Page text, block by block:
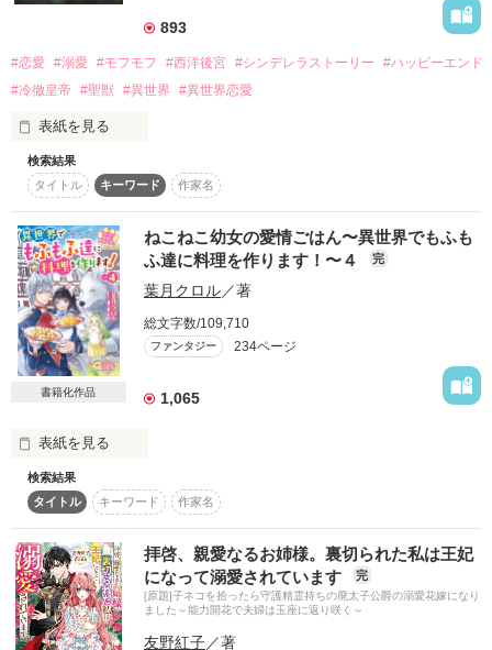
三毛猫みーやんさま
すらいむりむるさま
素敵なレビューをくださいまして、ありがとうございます！
【書籍化のお知らせ】
皆さまの応援のおかげで
2021年4月5日（月曜日）に、書籍の２巻が発売されました！
いつもありがとうございます(*´∇｀*)♡
しそうなんですよ^ ^
可愛い子猫が働く様子はもちろん、
まさかの◯◯への変身シーンなど、イラストの見どころもいっ
ぱいです。
そして、書き下ろしのお話もついています。
どうぞよろしくお願いいたします！
される。中でも特に甘いのが保護者になった狼のルディである
が、実は彼も妖精獣のフェンリルであった。
ルディは、夜の散歩中に出会ったが、彼は『白猫の少女フェ
ア』がエリナだということをまだ知らない……。
というわけで！
エリナと楽しい仲間たちが、また戻ってまいりました！
今回は新しいキャラも登場して、エリナの楽しい活躍は国境
を越えて広がっていきます。
がんばる子猫を応援してくださると嬉しいです〜^ - ^
よろしくお願いいたします。
☆☆☆
setsuraさま、ダイヤどんさま、サナララさま、
素敵なレビューをありがとうございます！
893
#恋愛 #溺愛 #モフモフ #西洋後宮 #シンデレラストーリー
#ハッピーエンド
#冷徹皇帝
#聖獣 #異世界 #異世界恋愛
表紙を見る
魔法や獣人が過去に存在していたが、力の源となるマナが減少
し、希少となった世界。
獣人の祖を持つ島国シャムールの王女フランは、王家の中で厄
介者として扱われていた。今や獣人としての血は薄れ、誰もが
普通の人間と変わりない存在となる中、フランだけが先祖返り
で獣に変身する力を持っていたからだ。
先祖返りは国に災いをもたらす存在として疎まれている。その
上、両親によく似た妹王女と比べ、個性的なピンクゴールドの
髪と金色の瞳を持つフランは、明らかな差別をされて育った。
それでも慎ましやかな幸せを夢見て、身の回りで唯一優しくし
ムールを支配下に置いたヴォルカノ帝国は、従属の証として王
女のひとりを差し出すよう命じた。
離宮」。そんなところに送られれば、末は慰み者にされるか、
孤独に心を壊されるかわからない。
騎士団長への思いが国に残りたいという気持ちを強くしたが、
妹王女が彼と恋仲だと知ったフランは絶望する。心を押し殺
検索結果
タイトル
キーワード 作家名
書籍化作品
ねこねこ幼女の愛情ごはん〜異世界でもふも
ふ達に料理を作ります！〜４
完
葉月クロル／著
総文字数/109,710
ファンタジー 234ページ
1,065
表紙を見る
モフモフ大好きトリマーの江理奈は、トラックにはねられそ
うになった子犬の妖精、クー・シーを助けた縁で、異世界にあ
るスカイヴェン国に妖精獣として転移させてもらった。
子猫の獣人に変身したエリナは、幼いながらも青弓亭の名料
理人として一生懸命に働き、周りの人々に溺愛されている。
中でも特に甘いのが保護者になった狼のルディであるが、実は
彼も妖精獣のフェンリルであった。
エリナはフェアと名乗り、夜の妖精獣としての訓練中にルデ
検索結果
タイトル
キーワード 作家名
拝啓、親愛なるお姉様。裏切られた私は王妃
になって溺愛されています
完
[原題]子ネコを拾ったら守護精霊持ちの廃太子公爵の溺愛花嫁になり
ました～能力開花で夫婦は玉座に返り咲く～
友野紅子／著